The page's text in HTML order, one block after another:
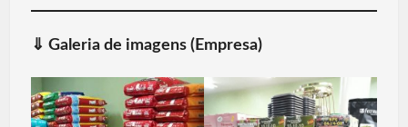
⇓ Galeria de imagens (Empresa)